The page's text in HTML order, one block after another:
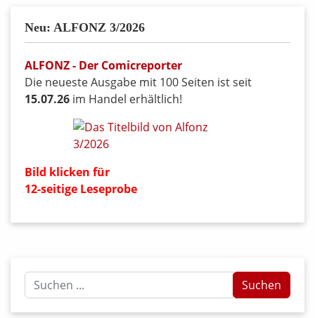
Neu: ALFONZ 3/2026
ALFONZ - Der Comicreporter
Die neueste Ausgabe mit 100 Seiten ist seit
15.07.26 im Handel erhältlich!
Bild klicken für
12-seitige Leseprobe
Suchen
...
Suchen